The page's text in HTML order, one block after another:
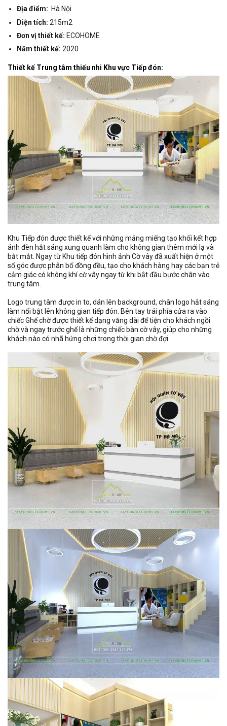
Địa điểm: Hà Nội
Diện tích: 215m2
Đơn vị thiết kế: ECOHOME
Năm thiết kế: 2020
Thiết kế Trung tâm thiếu nhi Khu vực Tiếp đón:
Khu Tiếp đón được thiết kế với những mảng miếng tạo khối kết hợp
ánh đèn hắt sáng xung quanh làm cho không gian thêm mới lạ và
bắt mắt. Ngay từ Khu tiếp đón hình ảnh Cờ vây đã xuất hiện ở một
số góc được phân bố đồng đều, tạo cho khách hàng hay các bạn trẻ
cảm giác có không khí cờ vây ngay từ khi bắt đầu bước chân vào
trung tâm.
Logo trung tâm được in to, dán lên background, chân logo hắt sáng
làm nổi bật lên không gian tiếp đón. Bên tay trái phía cửa ra vào
chiếc Ghế chờ được thiết kế dạng văng dài để tiện cho khách ngồi
chờ và ngay trước ghế là những chiếc bàn cờ vây, giúp cho những
khách nào có nhã hứng chơi trong thời gian chờ đợi.